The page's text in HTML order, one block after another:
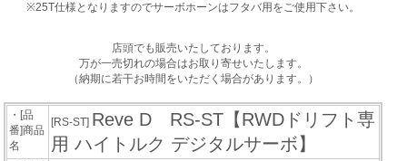
※25T仕様となりますのでサーボホーンはフタバ用をご使用下さい。
店頭でも販売いたしております。
万が一売切れの場合はお取り寄せいたします。
（納期に若干お時間をいただく場合があります。）
・[品
番]商品
名
[RS-ST] Reve D RS-ST【RWDドリフト専
用 ハイトルク デジタルサーボ】